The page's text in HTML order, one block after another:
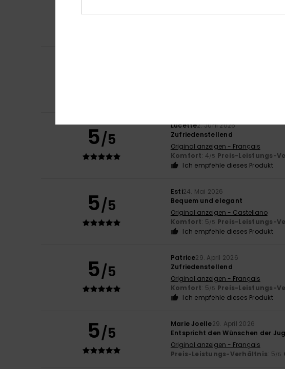
4/5
Preis Leistung prima, etwas
5/5
Lucette2. Juni 2026
Zufriedenstellend
Original anzeigen - Français
Komfort: 4/5 Preis-Leistungs-
Ich empfehle dieses Produkt
5/5
Esti24. Mai 2026
Bequem und elegant
Original anzeigen - Castellano
Komfort: 5/5 Preis-Leistungs-
Ich empfehle dieses Produkt
5/5
Patrice29. April 2026
Zufriedenstellend
Original anzeigen - Français
Komfort: 5/5 Preis-Leistungs-
Ich empfehle dieses Produkt
5/5 Marie Joelle29. April 2026
Entspricht den Wünschen der
Original anzeigen - Français
Preis-Leistungs-Verhältnis: 5/5